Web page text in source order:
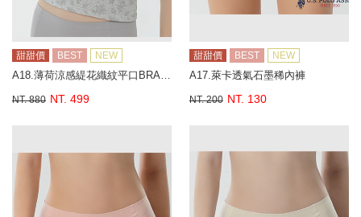
甜甜價 BEST NEW
A18.薄荷涼感緹花織紋平口BRA背心
NT. 880 NT. 499
甜甜價 BEST NEW
A17.萊卡透氣石墨稀內褲
NT. 200 NT. 130